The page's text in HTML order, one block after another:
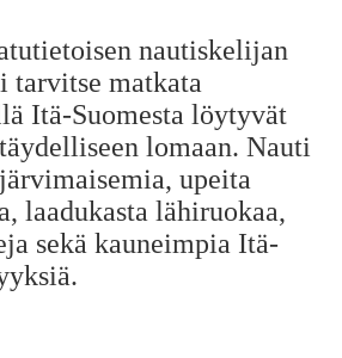
nautiskelijan
tarvitse matkata
Itä-Suomesta löytyvät
lomaan. Nauti
upeita
laadukasta lähiruokaa,
sekä kauneimpia Itä-